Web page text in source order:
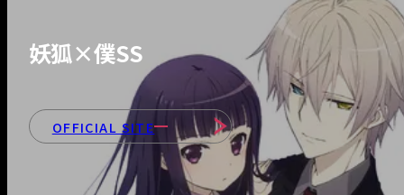
ッセージ
- 会社情報
- 部署紹介
妖狐×僕SS
OFFICIAL SITE